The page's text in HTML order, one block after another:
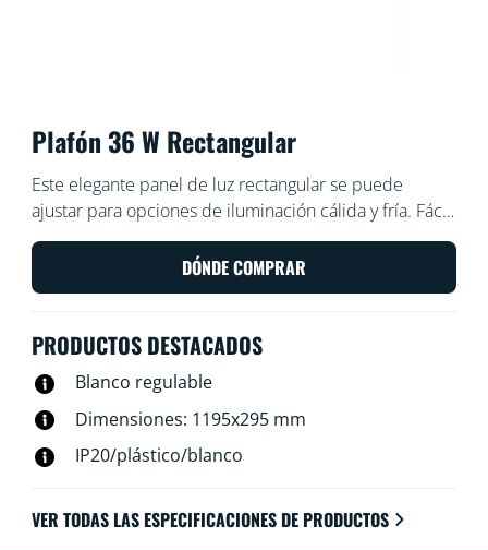
Plafón 36 W Rectangular
Este elegante panel de luz rectangular se puede
ajustar para opciones de iluminación cálida y fría. Fácil
de instalar, regulable y además combina bien con la
estética del diseño moderno.
DÓNDE COMPRAR
PRODUCTOS DESTACADOS
Blanco regulable
Dimensiones: 1195x295 mm
IP20/plástico/blanco
VER TODAS LAS ESPECIFICACIONES DE PRODUCTOS